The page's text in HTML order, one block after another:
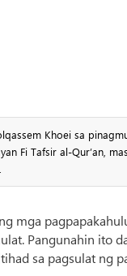
Khoei sa
Fi Tafsir al-Qur’an,
mga
Pangunahin ito
sa pagsulat ng